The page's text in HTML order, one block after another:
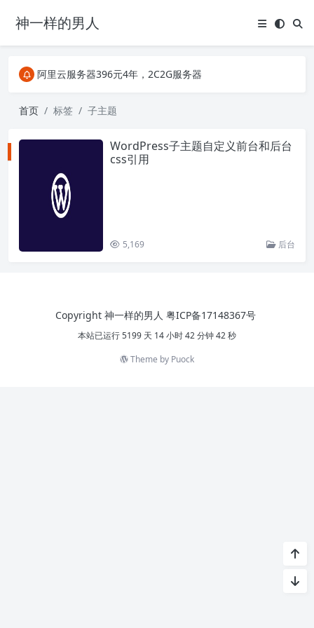
神一样的男人
阿里云服务器396元4年，2C2G服务器
关注Telegram频道有新消息第一时间推送
阿里云服务器396元4年，2C2G服务器
首页 标签 子主题
WordPress子主题自定义前台和后台
css引用
5,169 后台
Copyright 神一样的男人 粤ICP备17148367号
本站已运行 5199 天 14 小时 42 分钟 42 秒
Theme by Puock